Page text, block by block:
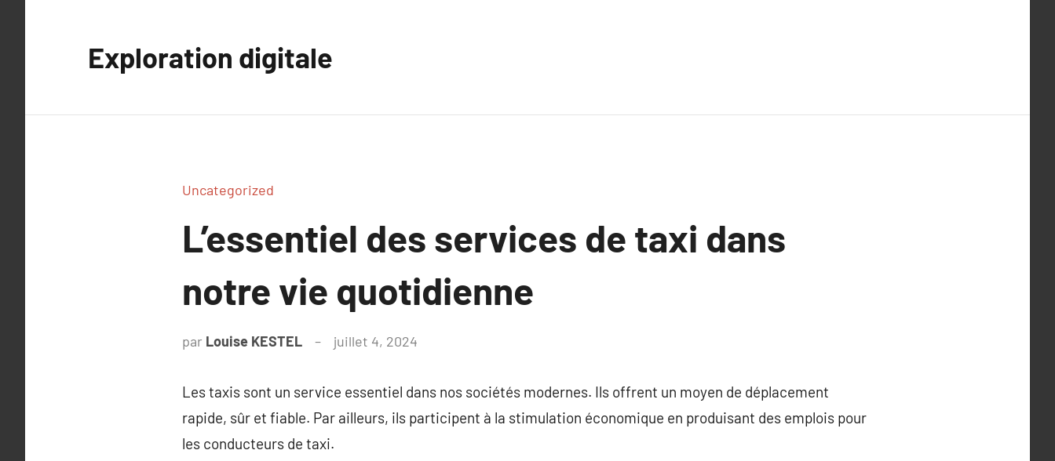
Exploration digitale
Uncategorized
L’essentiel des services de taxi dans
notre vie quotidienne
par Louise KESTEL juillet 4, 2024
Les taxis sont un service essentiel dans nos sociétés modernes. Ils offrent un moyen de déplacement
rapide, sûr et fiable. Par ailleurs, ils participent à la stimulation économique en produisant des emplois pour
les conducteurs de taxi.